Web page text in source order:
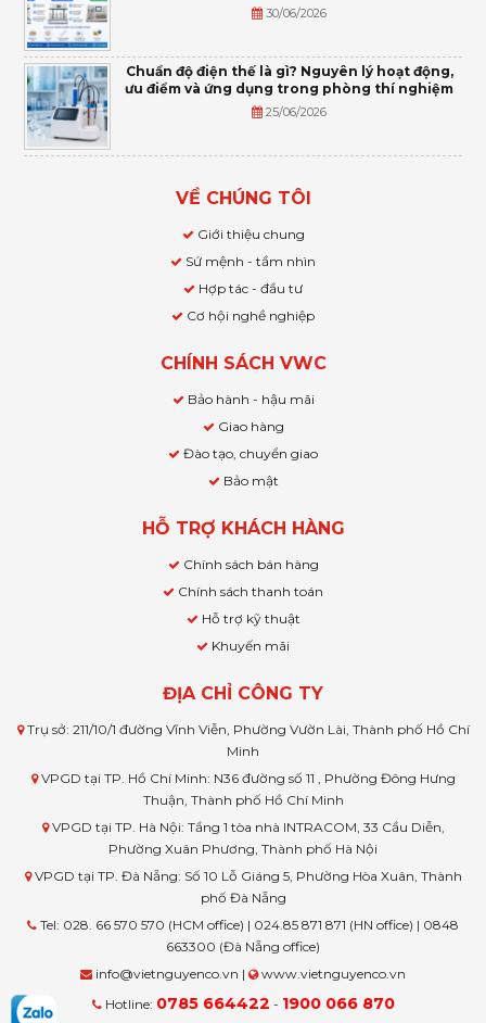
30/06/2026
Chuẩn độ điện thế là gì? Nguyên lý hoạt động,
ưu điểm và ứng dụng trong phòng thí nghiệm
25/06/2026
VỀ CHÚNG TÔI
Giới thiệu chung
Sứ mệnh - tầm nhìn
Hợp tác - đầu tư
Cơ hội nghề nghiệp
CHÍNH SÁCH VWC
Bảo hành - hậu mãi
Giao hàng
Đào tạo, chuyển giao
Bảo mật
HỖ TRỢ KHÁCH HÀNG
Chính sách bán hàng
Chính sách thanh toán
Hỗ trợ kỹ thuật
Khuyến mãi
ĐỊA CHỈ CÔNG TY
Trụ sở: 211/10/1 đường Vĩnh Viễn, Phường Vườn Lài, Thành phố Hồ Chí
Minh
VPGD tại TP. Hồ Chí Minh: N36 đường số 11 , Phường Đông Hưng
Thuận, Thành phố Hồ Chí Minh
VPGD tại TP. Hà Nội: Tầng 1 tòa nhà INTRACOM, 33 Cầu Diễn,
Phường Xuân Phương, Thành phố Hà Nội
VPGD tại TP. Đà Nẵng: Số 10 Lỗ Giáng 5, Phường Hòa Xuân, Thành
phố Đà Nẵng
Tel: 028. 66 570 570 (HCM office) | 024.85 871 871 (HN office) | 0848
663300 (Đà Nẵng office)
info@vietnguyenco.vn |
www.vietnguyenco.vn
Hotline: 0785 664422 - 1900 066 870